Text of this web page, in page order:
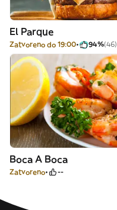
El Parque
Zatvoreno do 19:00 94%(46)
Boca A Boca
Zatvoreno --